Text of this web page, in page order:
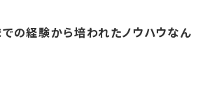
での経験から培われたノウハウなん